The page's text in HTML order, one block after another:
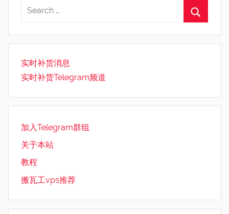
实时补货消息
实时补货Telegram频道
加入Telegram群组
关于本站
教程
搬瓦工vps推荐